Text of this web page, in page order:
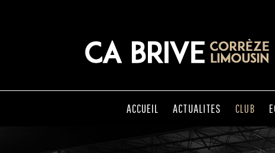
ACCUEIL ACTUALITES CLUB